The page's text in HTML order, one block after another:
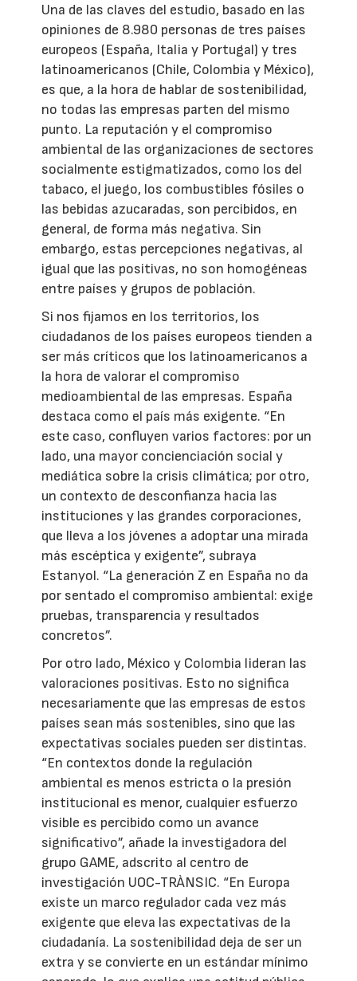
Una de las claves del estudio, basado en las
opiniones de 8.980 personas de tres países
europeos (España, Italia y Portugal) y tres
latinoamericanos (Chile, Colombia y México),
es que, a la hora de hablar de sostenibilidad,
no todas las empresas parten del mismo
punto. La reputación y el compromiso
ambiental de las organizaciones de sectores
socialmente estigmatizados, como los del
tabaco, el juego, los combustibles fósiles o
las bebidas azucaradas, son percibidos, en
general, de forma más negativa. Sin
embargo, estas percepciones negativas, al
igual que las positivas, no son homogéneas
entre países y grupos de población.
Si nos fijamos en los territorios, los
ciudadanos de los países europeos tienden a
ser más críticos que los latinoamericanos a
la hora de valorar el compromiso
medioambiental de las empresas. España
destaca como el país más exigente. “En
este caso, confluyen varios factores: por un
lado, una mayor concienciación social y
mediática sobre la crisis climática; por otro,
un contexto de desconfianza hacia las
instituciones y las grandes corporaciones,
que lleva a los jóvenes a adoptar una mirada
más escéptica y exigente”, subraya
Estanyol. “La generación Z en España no da
por sentado el compromiso ambiental: exige
pruebas, transparencia y resultados
concretos”.
Por otro lado, México y Colombia lideran las
valoraciones positivas. Esto no significa
necesariamente que las empresas de estos
países sean más sostenibles, sino que las
expectativas sociales pueden ser distintas.
“En contextos donde la regulación
ambiental es menos estricta o la presión
institucional es menor, cualquier esfuerzo
visible es percibido como un avance
significativo”, añade la investigadora del
grupo GAME, adscrito al centro de
investigación UOC-TRÀNSIC. “En Europa
existe un marco regulador cada vez más
exigente que eleva las expectativas de la
ciudadanía. La sostenibilidad deja de ser un
extra y se convierte en un estándar mínimo